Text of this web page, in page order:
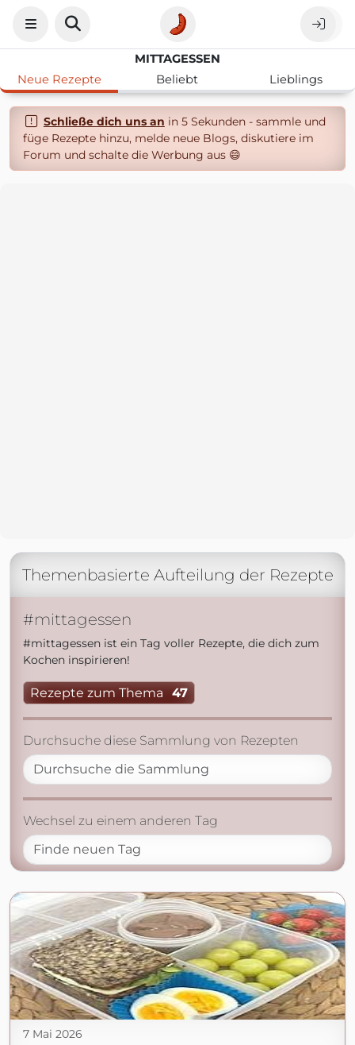
MITTAGESSEN
Neue Rezepte
Beliebt Lieblings
Schließe dich uns an in 5 Sekunden - sammle und
füge Rezepte hinzu, melde neue Blogs, diskutiere im
Forum und schalte die Werbung aus 😄
Themenbasierte Aufteilung der Rezepte
#mittagessen
#mittagessen ist ein Tag voller Rezepte, die dich zum
Kochen inspirieren!
Rezepte zum Thema 47
Durchsuche diese Sammlung von Rezepten
Wechsel zu einem anderen Tag
7 Mai 2026